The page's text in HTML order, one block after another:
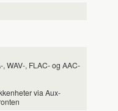
, WAV-, FLAC- og AAC-
via Aux-